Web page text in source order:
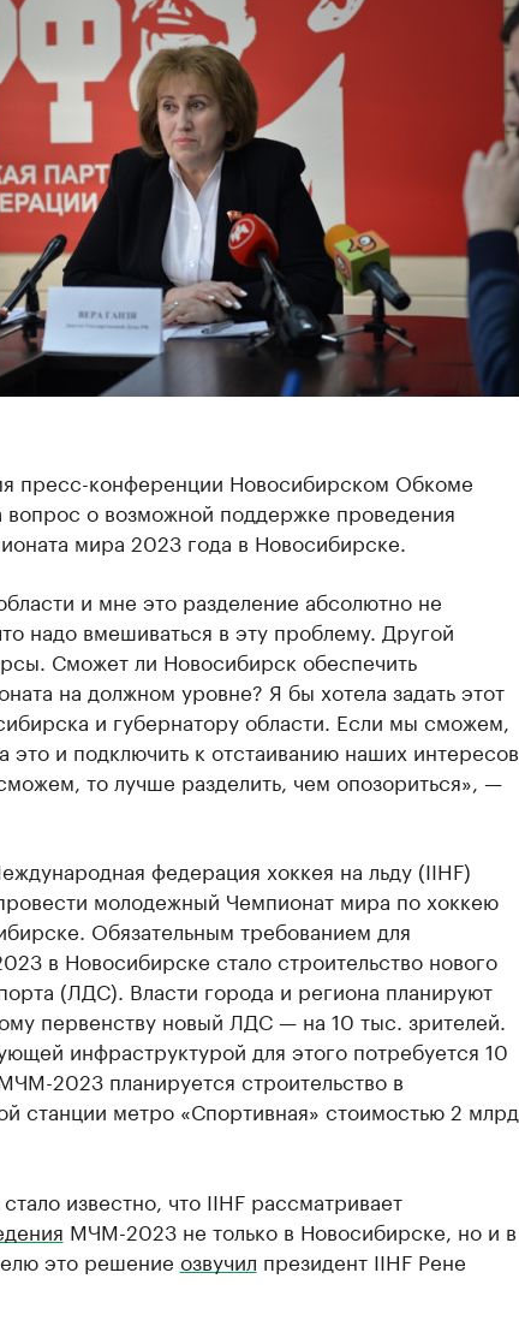
пресс-конференции Новосибирском Обкоме
вопрос о возможной поддержке проведения
мира 2023 года в Новосибирске.
и мне это разделение абсолютно не
надо вмешиваться в эту проблему. Другой
Сможет ли Новосибирск обеспечить
на должном уровне? Я бы хотела задать этот
и губернатору области. Если мы сможем,
это и подключить к отстаиванию наших интересов
то лучше разделить, чем опозориться», —
федерация хоккея на льду (IIHF)
молодежный Чемпионат мира по хоккею
Обязательным требованием для
в Новосибирске стало строительство нового
(ЛДС). Власти города и региона планируют
первенству новый ЛДС — на 10 тыс. зрителей.
инфраструктурой для этого потребуется 10
2023 планируется строительство в
станции метро «Спортивная» стоимостью 2 млрд
известно, что IIHF рассматривает
МЧМ-2023 не только в Новосибирске, но и в
это решение озвучил президент IIHF Рене